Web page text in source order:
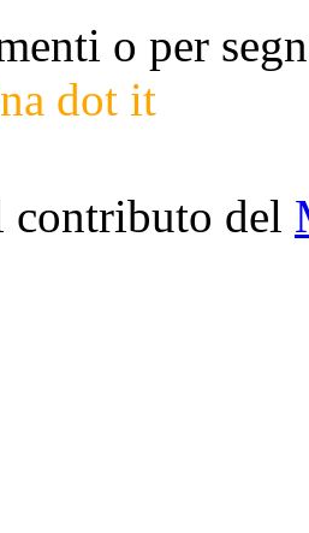
o per
dot it
contributo del